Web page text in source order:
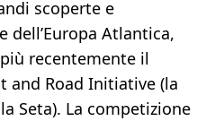
scoperte e
dell’Europa Atlantica,
recentemente il
and Road Initiative (la
Seta). La competizione